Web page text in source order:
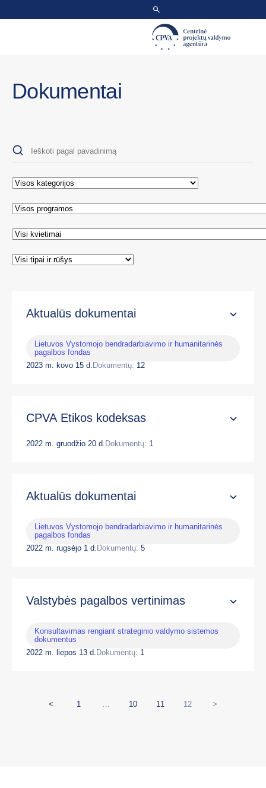
Dokumentai
Aktualūs dokumentai
Lietuvos Vystomojo bendradarbiavimo ir humanitarinės
pagalbos fondas
2023 m. kovo 15 d. Dokumentų: 12
CPVA Etikos kodeksas
2022 m. gruodžio 20 d. Dokumentų: 1
Aktualūs dokumentai
Lietuvos Vystomojo bendradarbiavimo ir humanitarinės
pagalbos fondas
2022 m. rugsėjo 1 d. Dokumentų: 5
Valstybės pagalbos vertinimas
Konsultavimas rengiant strateginio valdymo sistemos
dokumentus
2022 m. liepos 13 d. Dokumentų: 1
< 1 … 10 11 12 >